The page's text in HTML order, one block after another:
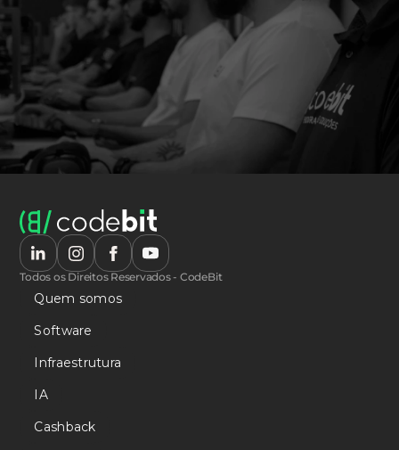
Todos os Direitos Reservados - CodeBit
Quem somos
Software
Infraestrutura
IA
Cashback